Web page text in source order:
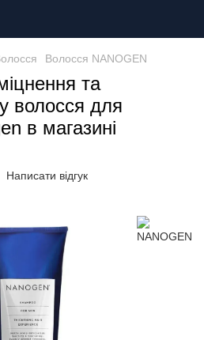
Волосся NANOGEN
та
волосся для
в магазині
Написати відгук